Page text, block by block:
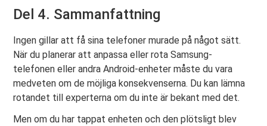
Del 4. Sammanfattning
Ingen gillar att få sina telefoner murade på något sätt.
När du planerar att anpassa eller rota Samsung-
telefonen eller andra Android-enheter måste du vara
medveten om de möjliga konsekvenserna. Du kan lämna
rotandet till experterna om du inte är bekant med det.
Men om du har tappat enheten och den plötsligt blev